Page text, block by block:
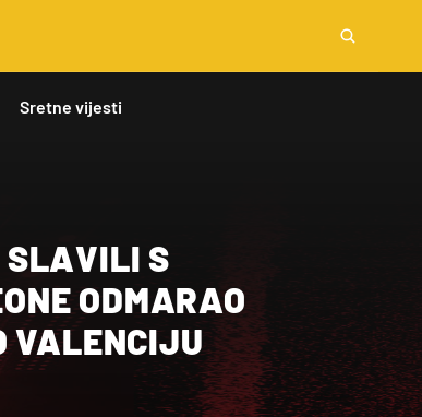
Sretne vijesti
SLAVILI S
ODMARAO
VALENCIJU